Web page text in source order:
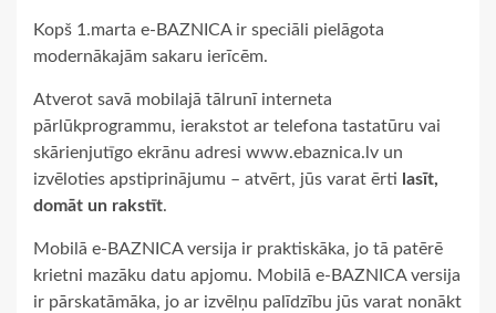
Kopš 1.marta e-BAZNICA ir speciāli pielāgota
modernākajām sakaru ierīcēm.
Atverot savā mobilajā tālrunī interneta
pārlūkprogrammu, ierakstot ar telefona tastatūru vai
skārienjutīgo ekrānu adresi www.ebaznica.lv un
izvēloties apstiprinājumu – atvērt, jūs varat ērti lasīt,
domāt un rakstīt.
Mobilā e-BAZNICA versija ir praktiskāka, jo tā patērē
krietni mazāku datu apjomu. Mobilā e-BAZNICA versija
ir pārskatāmāka, jo ar izvēlņu palīdzību jūs varat nonākt